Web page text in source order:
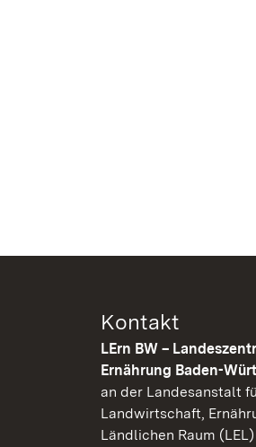
Kontakt
LErn BW –
Ernährung Baden-
an der Landesanstalt
Landwirtschaft,
Ländlichen Raum (LEL)